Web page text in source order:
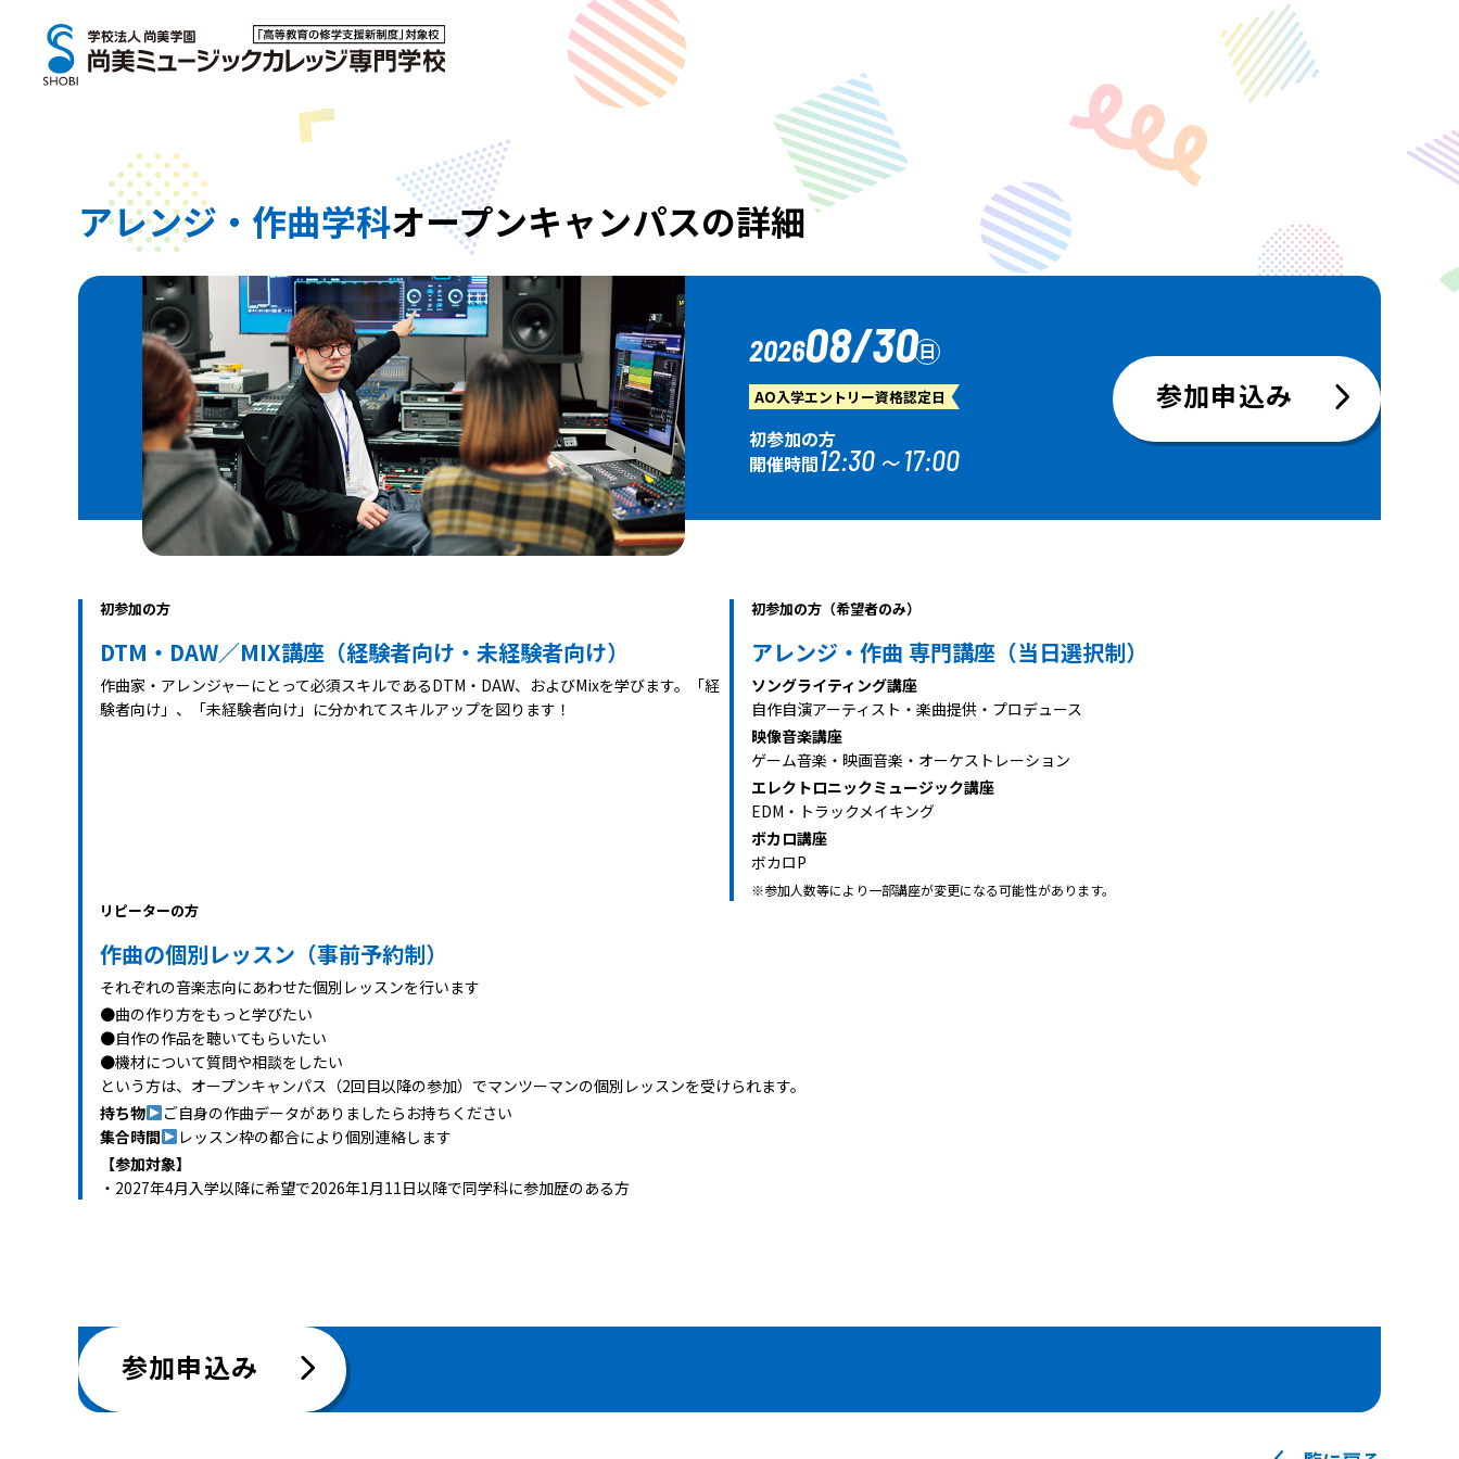
アレンジ・作曲学科オープンキャンパスの詳細
202608/30日
AO入学エントリー資格認定日
初参加の方
開催時間12:30～17:00
参加申込み
初参加の方
DTM・DAW／MIX講座（経験者向け・未経験者向け）
作曲家・アレンジャーにとって必須スキルであるDTM・DAW、およびMixを学びます。「経
験者向け」、「未経験者向け」に分かれてスキルアップを図ります！
初参加の方（希望者のみ）
アレンジ・作曲 専門講座（当日選択制）
ソングライティング講座
自作自演アーティスト・楽曲提供・プロデュース
映像音楽講座
ゲーム音楽・映画音楽・オーケストレーション
エレクトロニックミュージック講座
EDM・トラックメイキング
ボカロ講座
ボカロP
※参加人数等により一部講座が変更になる可能性があります。
リピーターの方
作曲の個別レッスン（事前予約制）
それぞれの音楽志向にあわせた個別レッスンを行います
●曲の作り方をもっと学びたい
●自作の作品を聴いてもらいたい
●機材について質問や相談をしたい
という方は、オープンキャンパス（2回目以降の参加）でマンツーマンの個別レッスンを受けられます。
持ち物
ご自身の作曲データがありましたらお持ちください
集合時間
レッスン枠の都合により個別連絡します
【参加対象】
・2027年4月入学以降に希望で2026年1月11日以降で同学科に参加歴のある方
参加申込み